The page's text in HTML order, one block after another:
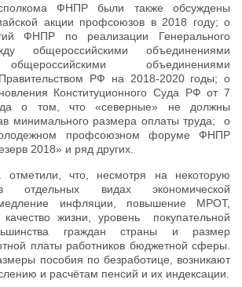
ФНПР были также обсуждены
акции профсоюзов в 2018 году; о
ФНПР по реализации Генерального
общероссийскими объединениями
объединениями
РФ на 2018-2020 годы; о
Конституционного Суда РФ от 7
о том, что «северные» не должны
минимального размера оплаты труда; о
профсоюзном форуме ФНПР
2018» и ряд других.
отметили, что, несмотря на некоторую
отдельных видах экономической
инфляции, повышение МРОТ,
качество жизни, уровень покупательной
граждан страны и размер
платы работников бюджетной сферы.
пособия по безработице, возникают
и расчётам пенсий и их индексации.